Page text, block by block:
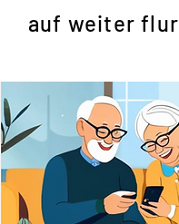
auf weiter flur